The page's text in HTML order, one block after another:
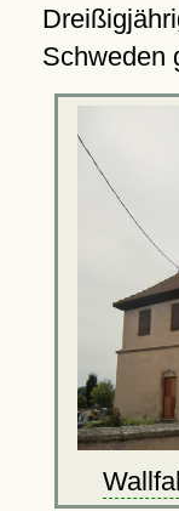
Schweden